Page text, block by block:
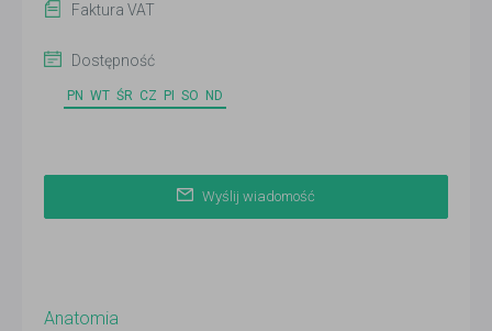
Faktura VAT
Dostępność
PN WT ŚR CZ PI SO ND
Wyślij wiadomość
Anatomia